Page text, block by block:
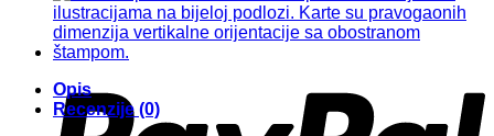
Opis
Recenzije (0)